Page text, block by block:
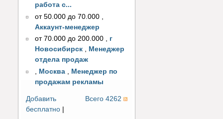
работа с...
от 50.000 до 70.000
Аккаунт-менеджер
от 70.000 до 200.000 , г
Новосибирск , Менеджер
отдела продаж
, Москва , Менеджер по
продажам рекламы
Всего 4262
Добавить
бесплатно